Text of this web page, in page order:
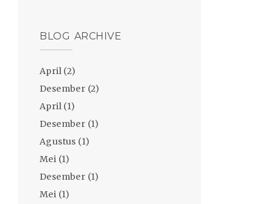
BLOG ARCHIVE
April (2)
Desember (2)
April (1)
Desember (1)
Agustus (1)
Mei (1)
Desember (1)
Mei (1)